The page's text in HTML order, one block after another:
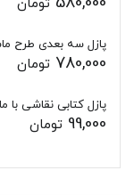
تومان
پازل سه بعدی طرح
780,000 تومان
پازل کتابی نقاشی با
99,000 تومان